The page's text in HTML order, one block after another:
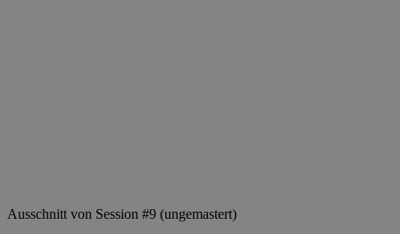
Ausschnitt von Session #9 (ungemastert)